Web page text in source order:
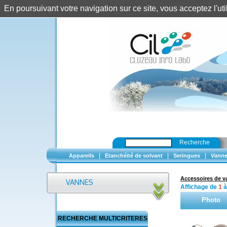
Recherche
Appareils Etanchéité de solvant Seringues
RECHERCHE MULTICRITERES
Accessoires de
Affichage de 1 à
Photo
En poursuivant votre navigation sur ce site, vous acceptez